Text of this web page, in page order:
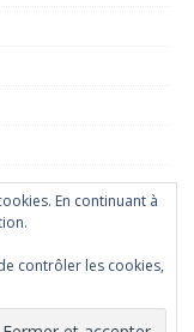
En continuant à
contrôler les cookies,